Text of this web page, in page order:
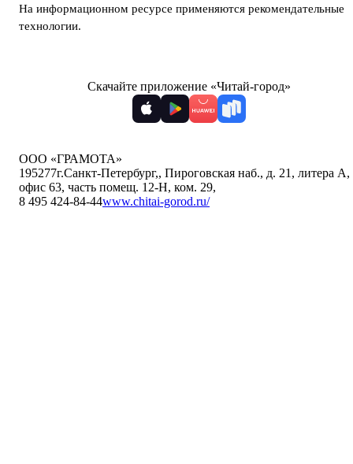
На информационном ресурсе применяются рекомендательные
технологии.
Скачайте приложение «Читай-город»
ООО «ГРАМОТА»
195277г.Санкт-Петербург,, Пироговская наб., д. 21, литера А,
офис 63, часть помещ. 12-Н, ком. 29,
8 495 424-84-44www.chitai-gorod.ru/